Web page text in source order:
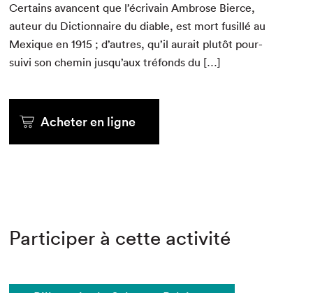
Cer­tains avan­cent que l’écrivain Ambrose Bierce,
auteur du Dic­tio­n­naire du dia­ble, est mort fusil­lé au
Mex­ique en1915 ; d’autres, qu’il aurait plutôt pour­
suivi son chemin jusqu’aux tré­fonds du […]
Acheter en ligne
Participer à cette activité